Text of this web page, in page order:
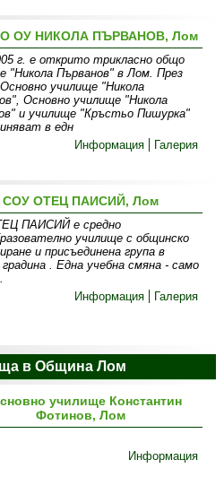
ОУ НИКОЛА ПЪРВАНОВ, Лом
г. е открито трикласно общо
"Никола Първанов" в Лом. През
училище "Никола
Основно училище "Никола
и училище "Кръстьо Пишурка"
в едн
Информация
Галерия
СОУ ОТЕЦ ПАИСИЙ, Лом
ПАИСИЙ е средно
училище с общинско
и присъединена група в
. Една учебна смяна - само
Информация
Галерия
в Община Лом
училище Константин
Фотинов, Лом
Информация